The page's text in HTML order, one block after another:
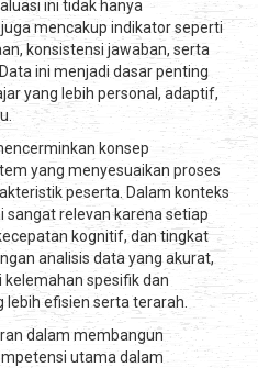
ini tidak hanya
mencakup indikator seperti
konsistensi jawaban, serta
ini menjadi dasar penting
yang lebih personal, adaptif,
konsep
yang menyesuaikan proses
peserta. Dalam konteks
sangat relevan karena setiap
kognitif, dan tingkat
analisis data yang akurat,
spesifik dan
lebih efisien serta terarah.
dalam membangun
utama dalam